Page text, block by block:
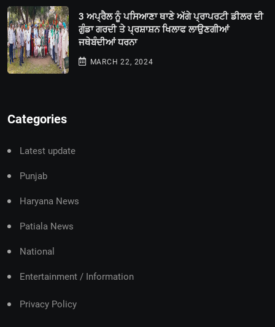
3 ਅਪ੍ਰੈਲ ਨੂੰ ਪਸਿਆਣਾ ਥਾਣੇ ਅੱਗੇ ਪ੍ਰਾਪਰਟੀ ਡੀਲਰ ਦੀ
ਗੁੰਡਾ ਗਰਦੀ ਤੇ ਪ੍ਰਸ਼ਾਸ਼ਨ ਖਿਲਾਫ ਲਾਉਣਗੀਆਂ
ਜਥੇਬੰਦੀਆਂ ਧਰਨਾ
MARCH 22, 2024
Categories
Latest update
Punjab
Haryana News
Patiala News
National
Entertainment / Information
Privacy Policy